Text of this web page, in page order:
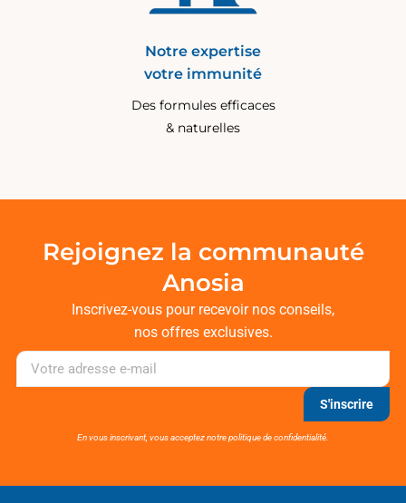
Notre expertise
votre immunité
Des formules efficaces
& naturelles
Rejoignez la communauté
Anosia
Inscrivez-vous pour recevoir nos conseils,
nos offres exclusives.
S'inscrire
En vous inscrivant, vous acceptez notre politique de confidentialité.